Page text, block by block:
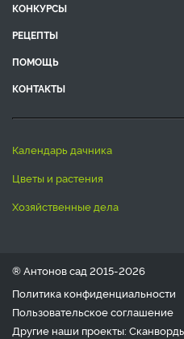
КОНКУРСЫ
РЕЦЕПТЫ
ПОМОЩЬ
КОНТАКТЫ
календарь дачника
цветы и растения
хозяйственные дела
® Антонов сад 2015-2026
Политика конфиденциальности
Пользовательское соглашение
Другие наши проекты: